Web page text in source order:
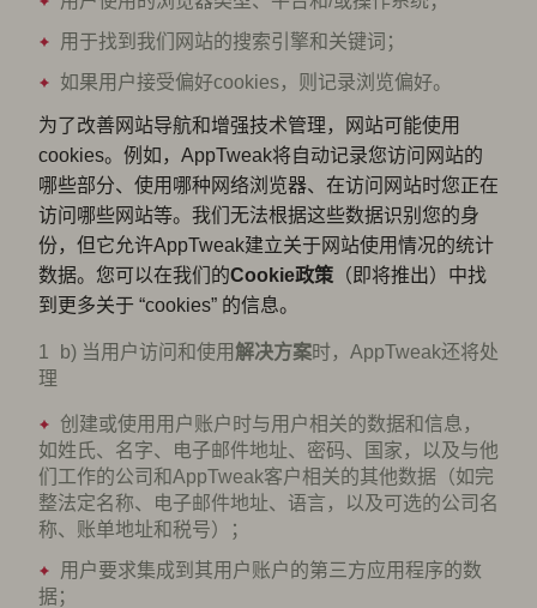
用于找到我们网站的搜索引擎和关键词；
如果用户接受偏好cookies，则记录浏览偏好。
为了改善网站导航和增强技术管理，网站可能使用
cookies。例如，AppTweak将自动记录您访问网站的
哪些部分、使用哪种网络浏览器、在访问网站时您正在
访问哪些网站等。我们无法根据这些数据识别您的身
份，但它允许AppTweak建立关于网站使用情况的统计
数据。您可以在我们的Cookie政策 （即将推出）中找
到更多关于 “cookies” 的信息。
b) 当用户访问和使用解决方案时，AppTweak还将处
理
创建或使用用户账户时与用户相关的数据和信息，
如姓氏、名字、电子邮件地址、密码、国家，以及与他
们工作的公司和AppTweak客户相关的其他数据（如完
整法定名称、电子邮件地址、语言，以及可选的公司名
称、账单地址和税号）；
用户要求集成到其用户账户的第三方应用程序的数
据；